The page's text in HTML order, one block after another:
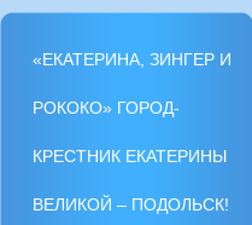
РОССИИ
ИВАНОВСКОЕ С
«ЕКАТЕРИНА,
«ЕКАТЕРИНА, ЗИНГЕР И
РОКОКО» ГОРОД-
КРЕСТНИК ЕКАТЕРИНЫ
ВЕЛИКОЙ – ПОДОЛЬСК!